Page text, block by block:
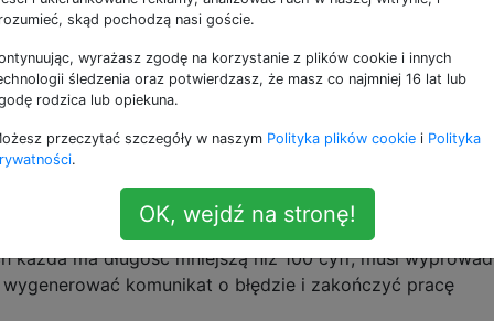
bezpiecznym językiem programowania na wysokim
ustawiłeś następujące zadanie.
liczby.
oddzielone spacjami.
wejściu.
w 100% bezpieczny. Innymi słowy, musi działać
wejściowe są rzeczywiście dwiema liczbami całkowitymi
każda ma długość mniejszą niż 100 cyfr, musi
komunikat o błędzie i zakończyć pracę
skąd pochodzą nasi goście.
wyrażasz zgodę na korzystanie z plików cookie i innych
śledzenia oraz potwierdzasz, że masz co najmniej 16 lat lub
rodzica lub opiekuna.
przeczytać szczegóły w naszym Polityka plików cookie i Polityka
.
OK, wejdź na stronę!